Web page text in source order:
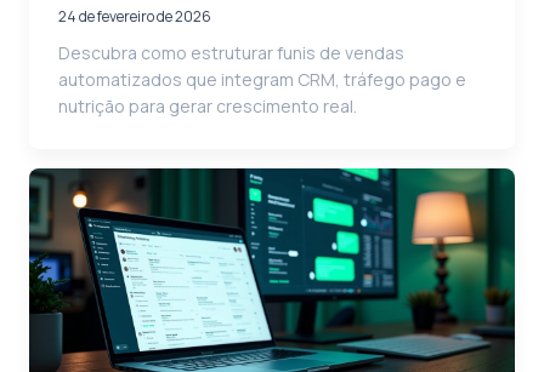
24 de fevereiro de 2026
Descubra como estruturar funis de vendas
automatizados que integram CRM, tráfego pago e
nutrição para gerar crescimento real.